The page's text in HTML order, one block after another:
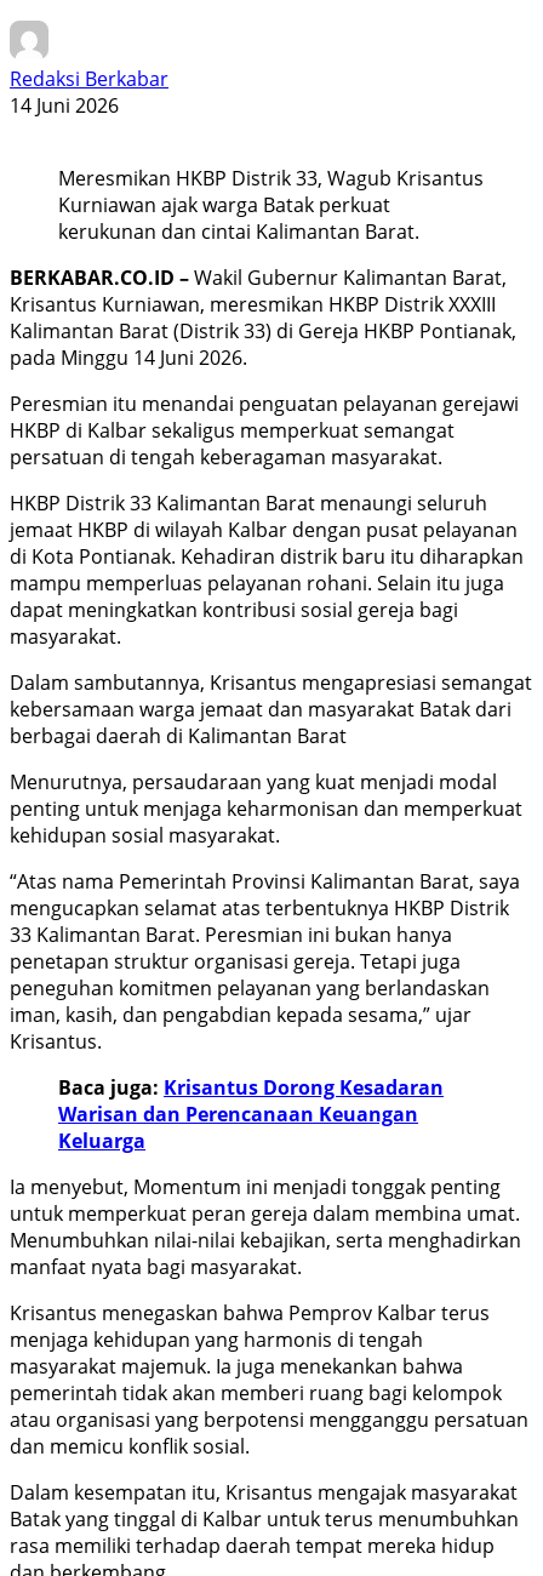
Redaksi Berkabar
14 Juni 2026
Meresmikan HKBP Distrik 33, Wagub Krisantus
Kurniawan ajak warga Batak perkuat
kerukunan dan cintai Kalimantan Barat.
BERKABAR.CO.ID –Wakil Gubernur Kalimantan Barat,
Krisantus Kurniawan, meresmikan HKBP Distrik XXXIII
Kalimantan Barat (Distrik 33) di Gereja HKBP Pontianak,
pada Minggu 14 Juni 2026.
Peresmian itu menandai penguatan pelayanan gerejawi
HKBP di Kalbar sekaligus memperkuat semangat
persatuan di tengah keberagaman masyarakat.
HKBP Distrik 33 Kalimantan Barat menaungi seluruh
jemaat HKBP di wilayah Kalbar dengan pusat pelayanan
di Kota Pontianak. Kehadiran distrik baru itu diharapkan
mampu memperluas pelayanan rohani. Selain itu juga
dapat meningkatkan kontribusi sosial gereja bagi
masyarakat.
Dalam sambutannya, Krisantus mengapresiasi semangat
kebersamaan warga jemaat dan masyarakat Batak dari
berbagai daerah di Kalimantan Barat
Menurutnya, persaudaraan yang kuat menjadi modal
penting untuk menjaga keharmonisan dan memperkuat
kehidupan sosial masyarakat.
“Atas nama Pemerintah Provinsi Kalimantan Barat, saya
mengucapkan selamat atas terbentuknya HKBP Distrik
33 Kalimantan Barat. Peresmian ini bukan hanya
penetapan struktur organisasi gereja. Tetapi juga
peneguhan komitmen pelayanan yang berlandaskan
iman, kasih, dan pengabdian kepada sesama,” ujar
Krisantus.
Baca juga: Krisantus Dorong Kesadaran
Warisan dan Perencanaan Keuangan
Keluarga
Ia menyebut, Momentum ini menjadi tonggak penting
untuk memperkuat peran gereja dalam membina umat.
Menumbuhkan nilai-nilai kebajikan, serta menghadirkan
manfaat nyata bagi masyarakat.
Krisantus menegaskan bahwa Pemprov Kalbar terus
menjaga kehidupan yang harmonis di tengah
masyarakat majemuk. Ia juga menekankan bahwa
pemerintah tidak akan memberi ruang bagi kelompok
atau organisasi yang berpotensi mengganggu persatuan
dan memicu konflik sosial.
Dalam kesempatan itu, Krisantus mengajak masyarakat
Batak yang tinggal di Kalbar untuk terus menumbuhkan
rasa memiliki terhadap daerah tempat mereka hidup